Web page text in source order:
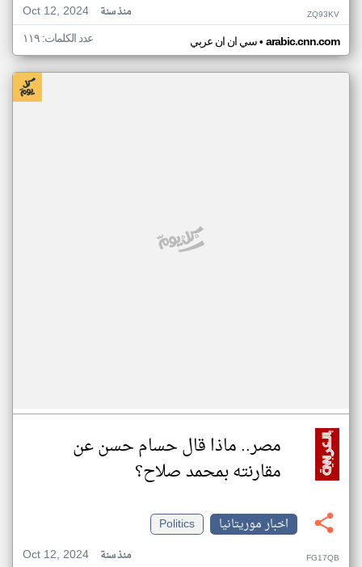
Oct 12, 2024
منذ سنة ZQ93KV
سي ان ان عربي• arabic.cnn.com عدد الكلمات: ١١٩
مصر.. ماذا قال حسام حسن عن
مقارنته بمحمد صلاح؟
اخبار موريتانيا
Politics
Oct 12, 2024
منذ سنة FG17QB